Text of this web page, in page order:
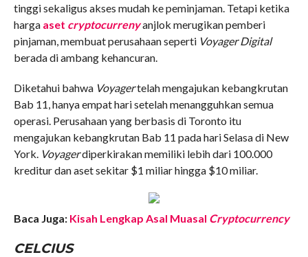
tinggi sekaligus akses mudah ke peminjaman. Tetapi ketika
harga aset cryptocurrenyanjlok merugikan pemberi
pinjaman, membuat perusahaan seperti Voyager Digital
berada di ambang kehancuran.
Diketahui bahwa Voyagertelah mengajukan kebangkrutan
Bab 11, hanya empat hari setelah menangguhkan semua
operasi. Perusahaan yang berbasis di Toronto itu
mengajukan kebangkrutan Bab 11 pada hari Selasa di New
York. Voyagerdiperkirakan memiliki lebih dari 100.000
kreditur dan aset sekitar $1 miliar hingga $10 miliar.
Baca Juga: Kisah Lengkap Asal Muasal Cryptocurrency
CELCIUS